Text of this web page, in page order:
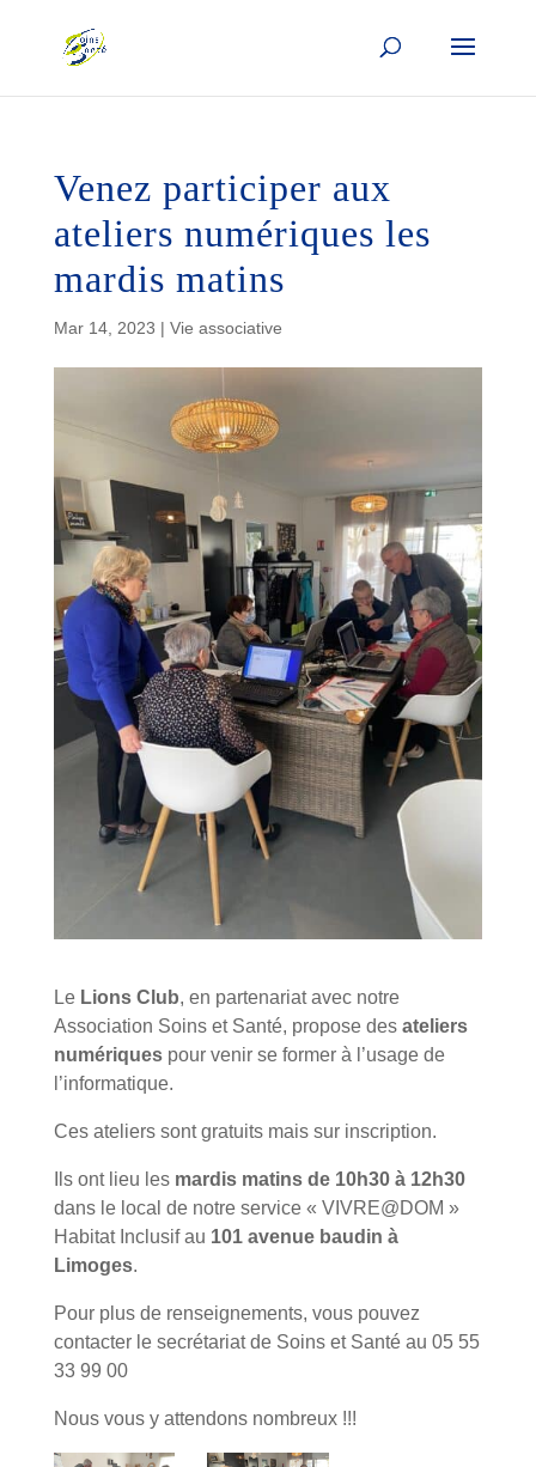
Venez participer aux
ateliers numériques les
mardis matins
Mar 14, 2023 | Vie associative
LeLions Club, en partenariat avec notre
Association Soins et Santé, propose des ateliers
numériquespour venir se former à l’usage de
l’informatique.
Ces ateliers sont gratuits mais sur inscription.
Ils ont lieu les mardis matins de 10h30 à 12h30
dans le local de notre service « VIVRE@DOM »
Habitat Inclusif au 101 avenue baudin à
Limoges.
Pour plus de renseignements, vous pouvez
contacter le secrétariat de Soins et Santé au 05 55
33 99 00
Nous vous y attendons nombreux !!!